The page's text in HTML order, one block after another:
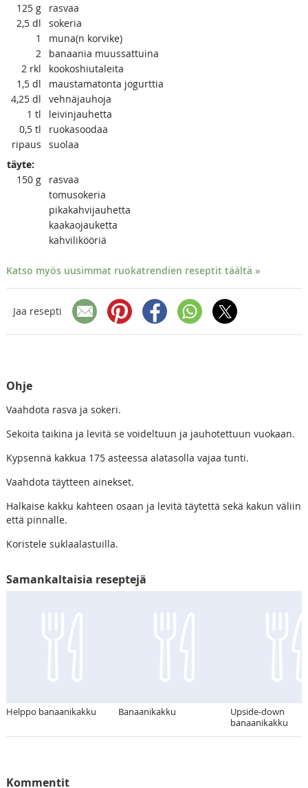
125 g
rasvaa
2,5 dl
sokeria
1
muna(n korvike)
2
banaania muussattuina
2 rkl
kookoshiutaleita
1,5 dl
maustamatonta jogurttia
4,25 dl
vehnäjauhoja
1 tl
leivinjauhetta
0,5 tl
ruokasoodaa
ripaus
suolaa
täyte:
150 g
rasvaa
tomusokeria
pikakahvijauhetta
kaakaojauketta
kahvilikööriä
Katso myös uusimmat ruokatrendien reseptit täältä »
Jaa resepti
Ohje
Vaahdota rasva ja sokeri.
Sekoita taikina ja levitä se voideltuun ja jauhotettuun vuokaan.
Kypsennä kakkua 175 asteessa alatasolla vajaa tunti.
Vaahdota täytteen ainekset.
Halkaise kakku kahteen osaan ja levitä täytettä sekä kakun väliin
että pinnalle.
Koristele suklaalastuilla.
Samankaltaisia reseptejä
Helppo banaanikakku Banaanikakku
Upside-down
banaanikakku
Kommentit